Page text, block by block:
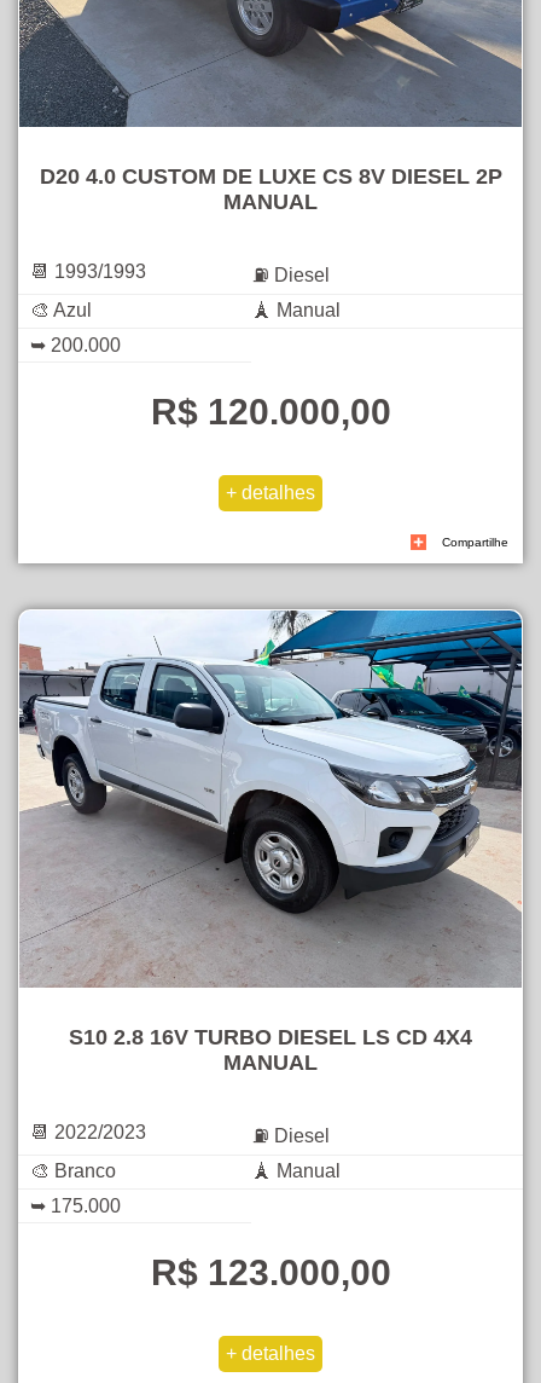
D20 4.0 CUSTOM DE LUXE CS 8V DIESEL 2P
MANUAL
📆 1993/1993
⛽ Diesel
🎨 Azul
🗼 Manual
➥ 200.000
R$ 120.000,00
Compartilhe
S10 2.8 16V TURBO DIESEL LS CD 4X4
MANUAL
📆 2022/2023
⛽ Diesel
🎨 Branco
🗼 Manual
➥ 175.000
R$ 123.000,00